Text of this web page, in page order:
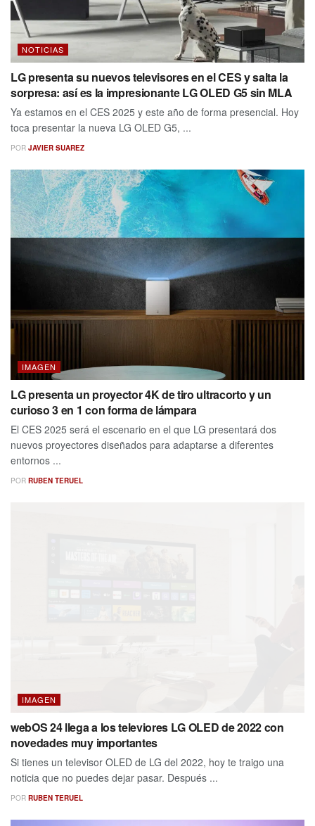
NOTICIAS
LG presenta su nuevos televisores en el CES y salta la
sorpresa: así es la impresionante LG OLED G5 sin MLA
Ya estamos en el CES 2025 y este año de forma presencial. Hoy
toca presentar la nueva LG OLED G5, ...
POR JAVIER SUAREZ
IMAGEN
LG presenta un proyector 4K de tiro ultracorto y un
curioso 3 en 1 con forma de lámpara
El CES 2025 será el escenario en el que LG presentará dos
nuevos proyectores diseñados para adaptarse a diferentes
entornos ...
POR RUBEN TERUEL
IMAGEN
webOS 24 llega a los televiores LG OLED de 2022 con
novedades muy importantes
Si tienes un televisor OLED de LG del 2022, hoy te traigo una
noticia que no puedes dejar pasar. Después ...
POR RUBEN TERUEL